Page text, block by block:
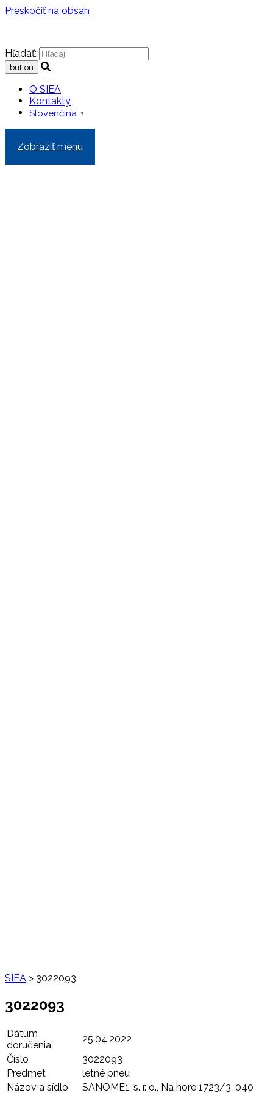
Preskočiť na obsah
Hľadať:
O SIEA
Kontakty
Slovenčina ▼
Zobraziť menu
SIEA > 3022093
3022093
Dátum
doručenia
25.04.2022
Číslo
3022093
Predmet
letné pneu
Názov a sídlo
SANOME1, s. r. o., Na hore 1723/3, 040